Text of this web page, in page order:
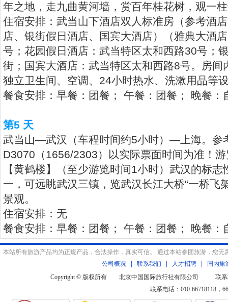
年之地，走九曲黄河墙，赏百年桂花树，观一
住宿安排：武当山下酒店双人标准房（参考酒
店、银街假日酒店、国宾大酒店）（雅典大酒
号；花园假日酒店：武当特区太和西路30号；
街；国宾大酒店：武当特区太和西路8号。房间
独立卫生间、空调、24小时热水、洗漱用品等
餐食安排：早餐：团餐； 午餐：团餐； 晚餐：
第5 天
武当山—武汉（车程时间约5小时）—上海。参
D3070（1656/2303）以实际票面时间为准！
【黄鹤楼】（至少游览时间1小时）武汉的标
一，可远眺武汉三镇，览武汉长江大桥“一桥飞
景观。
住宿安排：无
餐食安排：早餐：团餐； 午餐：团餐； 晚餐：
本站所有旅游产品均为正规产品，合法操作，真实可信。 通过本站参团旅游，您
公司概况
联系我们 人才招聘
国内旅
Copyright © 版权所有 北京中国国际旅行社有限公司 联系
联系电话：010-66718118